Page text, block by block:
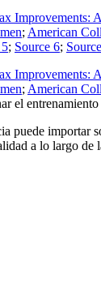
;American
; Source 6;
;American
el
puede
a lo largo de